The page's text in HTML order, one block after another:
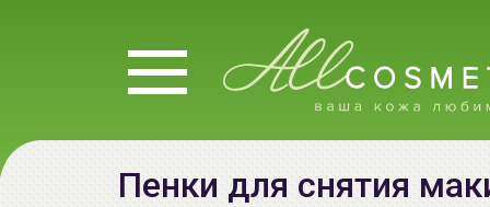
Пенки для снятия